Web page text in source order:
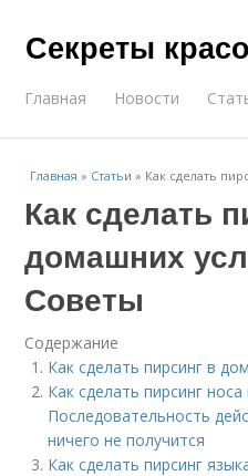
Секреты
Главная Новости
Главная » Статьи » Как сделать
Как сделать
домашних
Советы
Содержание
Как сделать пирсинг в
Как сделать пирсинг
Последовательность
ничего не получится
Как сделать пирсинг